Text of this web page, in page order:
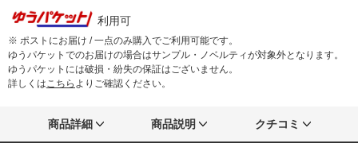
利用可
※ ポストにお届け / 一点のみ購入でご利用可能です。
ゆうパケットでのお届けの場合はサンプル・ノベルティが対象外となります。
ゆうパケットには破損・紛失の保証はございません。
詳しくは こちら よりご確認ください。
商品詳細 商品説明 クチコミ